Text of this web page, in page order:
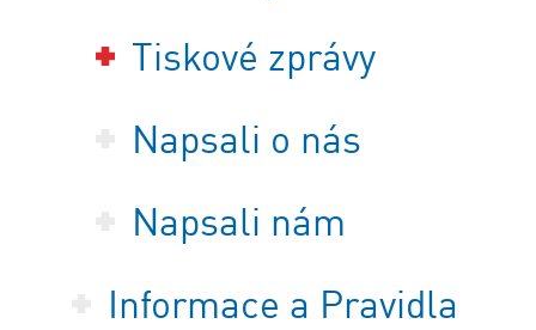
Tiskové zprávy
Napsali o nás
Napsali nám
Informace a Pravidla